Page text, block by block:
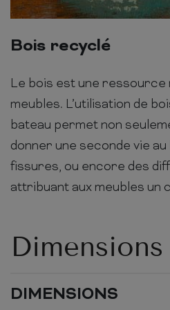
Bois recyclé
Le bois est une
meubles. L’utilisation de
bateau permet non
donner une seconde vie
fissures, ou encore des
attribuant aux meubles
DIMENSIONS